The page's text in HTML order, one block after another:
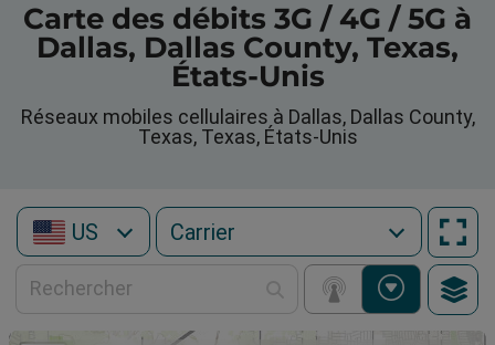
Carte des débits 3G / 4G / 5G à
Dallas, Dallas County, Texas,
États-Unis
Réseaux mobiles cellulaires à Dallas, Dallas County,
Texas, Texas, États-Unis
US